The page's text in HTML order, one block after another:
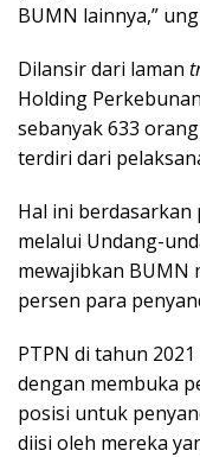
BUMN lainnya,”
Dilansir dari laman
Holding
sebanyak 633
terdiri dari
Hal ini
melalui Undang-
mewajibkan BUMN
persen para
PTPN di tahun
dengan membuka
posisi untuk
diisi oleh mereka